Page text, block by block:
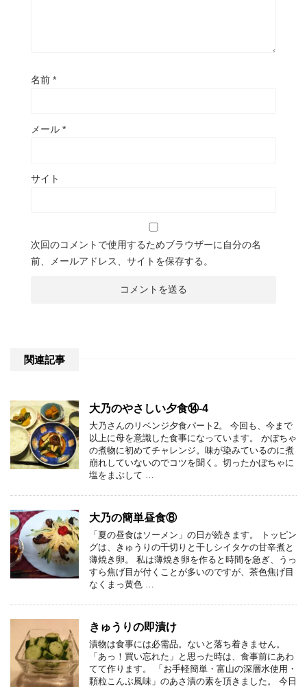
名前 *
メール *
サイト
次回のコメントで使用するためブラウザーに自分の名
前、メールアドレス、サイトを保存する。
関連記事
大乃のやさしい夕食⑭-4
大乃さんのリベンジ夕食パート2。 今回も、今まで
以上に母を意識した食事になっています。 かぼちゃ
の煮物に初めてチャレンジ。味が染みているのに煮
崩れしていないのでコツを聞く。切ったかぼちゃに
塩をまぶして …
大乃の簡単昼食⑧
「夏の昼食はソーメン」の日が続きます。 トッピン
グは、きゅうりの千切りと干しシイタケの甘辛煮と
薄焼き卵。 私は薄焼き卵を作ると時間を急ぎ、うっ
すら焦げ目が付くことが多いのですが、茶色焦げ目
なくまっ黄色 …
きゅうりの即漬け
漬物は食事には必需品。ないと落ち着きません。
「あっ！買い忘れた」と思った時は、食事前にあわ
てて作ります。 「お手軽簡単・富山の深層水使用・
顆粒こんぶ風味」のあさ漬の素を頂きました。 今日